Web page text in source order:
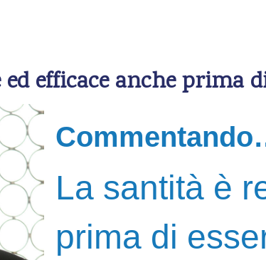
efficace anche prima
La santità è
prima di